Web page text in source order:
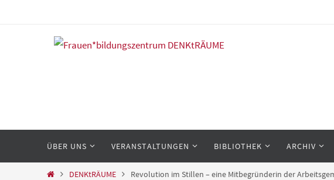
springen
ÜBER UNS VERANSTALTUNGEN BIBLIOTHEK ARCHIV
StartDENKtRÄUME Revolution im Stillen – eine Mitbegründerin der